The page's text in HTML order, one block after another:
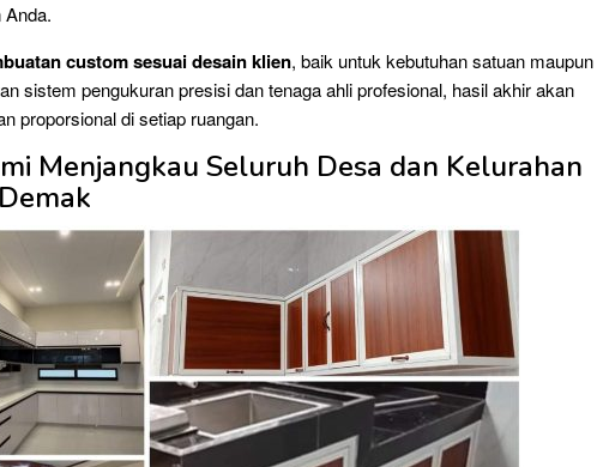
Anda.
custom sesuai desain klien, baik untuk kebutuhan satuan maupun
sistem pengukuran presisi dan tenaga ahli profesional, hasil akhir akan
proporsional di setiap ruangan.
Menjangkau Seluruh Desa dan Kelurahan